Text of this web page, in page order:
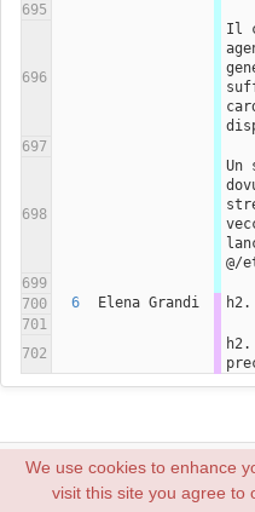
695
696
Il
697
698
Un
@/
699
700
6 Elena Grandi
701
702
Truelite Srl, sede legale e
P. Iva 05316110484, capitale
We use cookies to enhance
visit this site you agree to